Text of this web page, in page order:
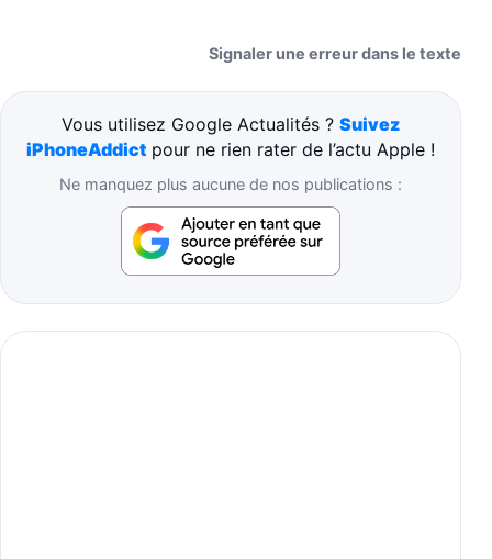
Signaler une erreur dans le texte
Vous utilisez Google Actualités ? Suivez
iPhoneAddict pour ne rien rater de l’actu Apple !
Ne manquez plus aucune de nos publications :